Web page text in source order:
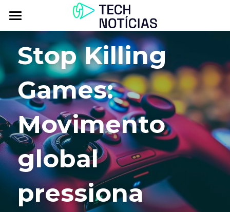
Atualidade
Explorar
Podcasts
Inbox
Contactos
Stop Killing
Games:
Movimento
global
pressiona